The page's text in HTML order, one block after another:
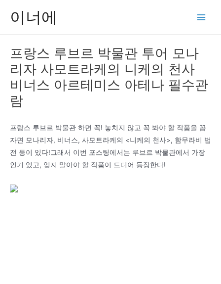
이너에
프랑스 루브르 박물관 투어 모나
리자 사모트라케의 니케의 천사
비너스 아르테미스 아테나 필수관
람
프랑스 루브르 박물관 하면 꼭! 놓치지 않고 꼭 봐야 할 작품을 꼽
자면 모나리자, 비너스, 사모트라케의 <니케의 천사>, 함무라비 법
전 등이 있다!그래서 이번 포스팅에서는 루브르 박물관에서 가장
인기 있고, 잊지 말아야 할 작품이 드디어 등장한다!